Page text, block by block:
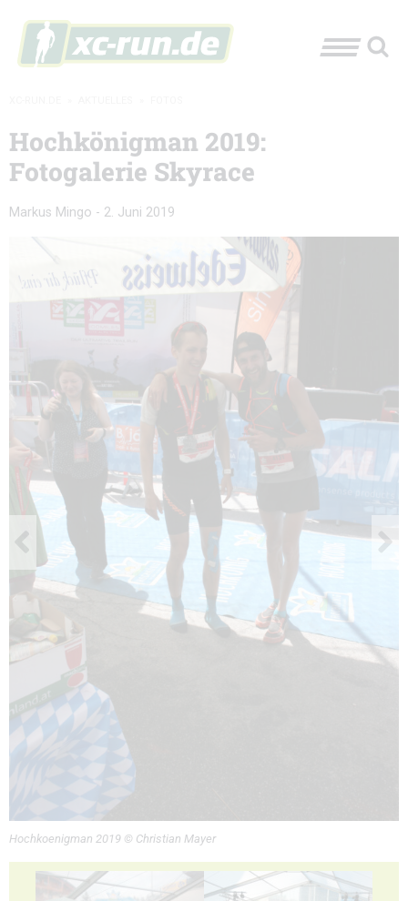
Hochkönigman 2019:
Fotogalerie Skyrace
Markus Mingo - 2. Juni 2019
Hochkoenigman 2019 © Christian Mayer